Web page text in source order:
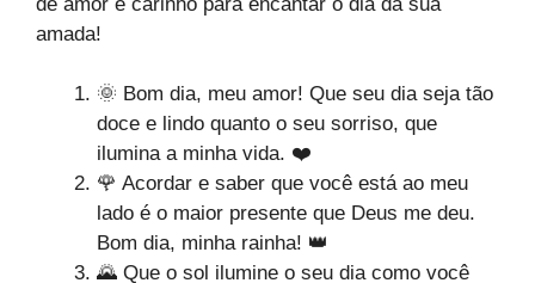
amada!
🌞 Bom dia, meu amor! Que seu dia seja tão
doce e lindo quanto o seu sorriso, que
ilumina a minha vida. ❤️
🌹 Acordar e saber que você está ao meu
lado é o maior presente que Deus me deu.
Bom dia, minha rainha! 👑
🌄 Que o sol ilumine o seu dia como você